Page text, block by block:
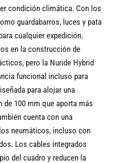
condición climática. Con los
guardabarros, luces y pata
cualquier expedición.
en la construcción de
pero la Nuride Hybrid
funcional incluso para
para alojar una
de 100 mm que aporta más
cuenta con una
neumáticos, incluso con
Los cables integrados
del cuadro y reducen la